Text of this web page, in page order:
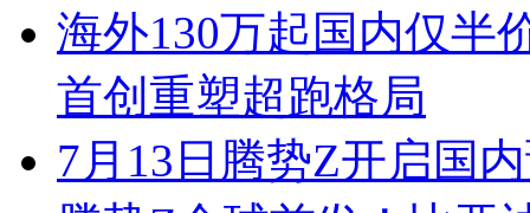
海外130万起国内仅半
首创重塑超跑格局
7月13日腾势Z开启国